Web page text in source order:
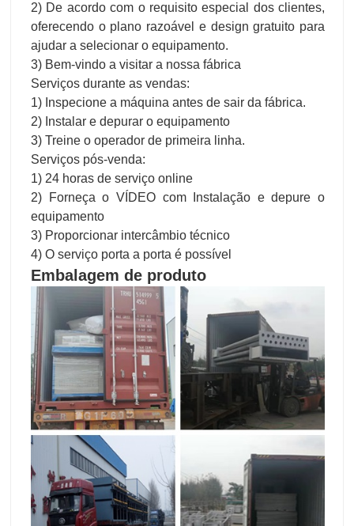
2) De acordo com o requisito especial dos clientes,
oferecendo o plano razoável e design gratuito para
ajudar a selecionar o equipamento.
3) Bem-vindo a visitar a nossa fábrica
Serviços durante as vendas:
1) Inspecione a máquina antes de sair da fábrica.
2) Instalar e depurar o equipamento
3) Treine o operador de primeira linha.
Serviços pós-venda:
1) 24 horas de serviço online
2) Forneça o VÍDEO com Instalação e depure o
equipamento
3) Proporcionar intercâmbio técnico
4) O serviço porta a porta é possível
Embalagem de produto